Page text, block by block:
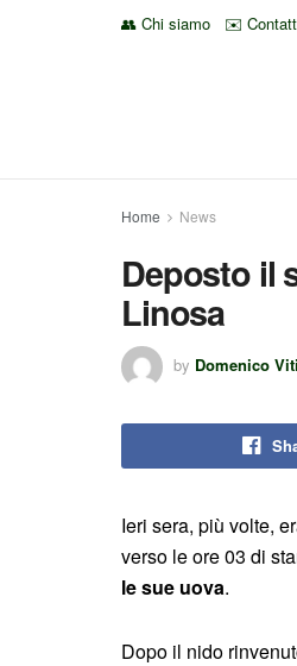
👥 Chi siamo ✉️
Home News
Deposto il
Linosa
by Domenico
Ieri sera, più volte,
verso le ore 03 di
le sue uova.
Dopo il nido